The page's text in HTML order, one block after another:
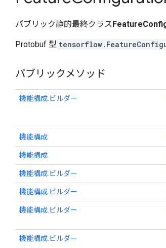
パブリック静的最終クラス
Protobuf 型
パブリックメソッド
機能構成.ビルダー
機能構成
機能構成
機能構成.ビルダー
機能構成.ビルダー
機能構成.ビルダー
機能構成.ビルダー